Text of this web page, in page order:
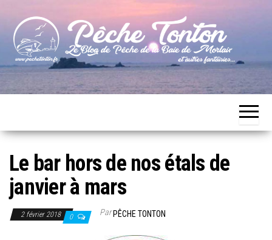
content
Pêche
Le blog
de
Baie de
Le bar hors de nos étals de
janvier à mars
2 février 2018 0 ParPÊCHE TONTON